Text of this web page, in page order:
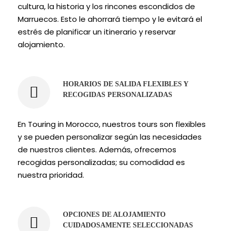
cultura, la historia y los rincones escondidos de
Marruecos. Esto le ahorrará tiempo y le evitará el
estrés de planificar un itinerario y reservar
alojamiento.
HORARIOS DE SALIDA FLEXIBLES Y
RECOGIDAS PERSONALIZADAS
En Touring in Morocco, nuestros tours son flexibles
y se pueden personalizar según las necesidades
de nuestros clientes. Además, ofrecemos
recogidas personalizadas; su comodidad es
nuestra prioridad.
OPCIONES DE ALOJAMIENTO
CUIDADOSAMENTE SELECCIONADAS